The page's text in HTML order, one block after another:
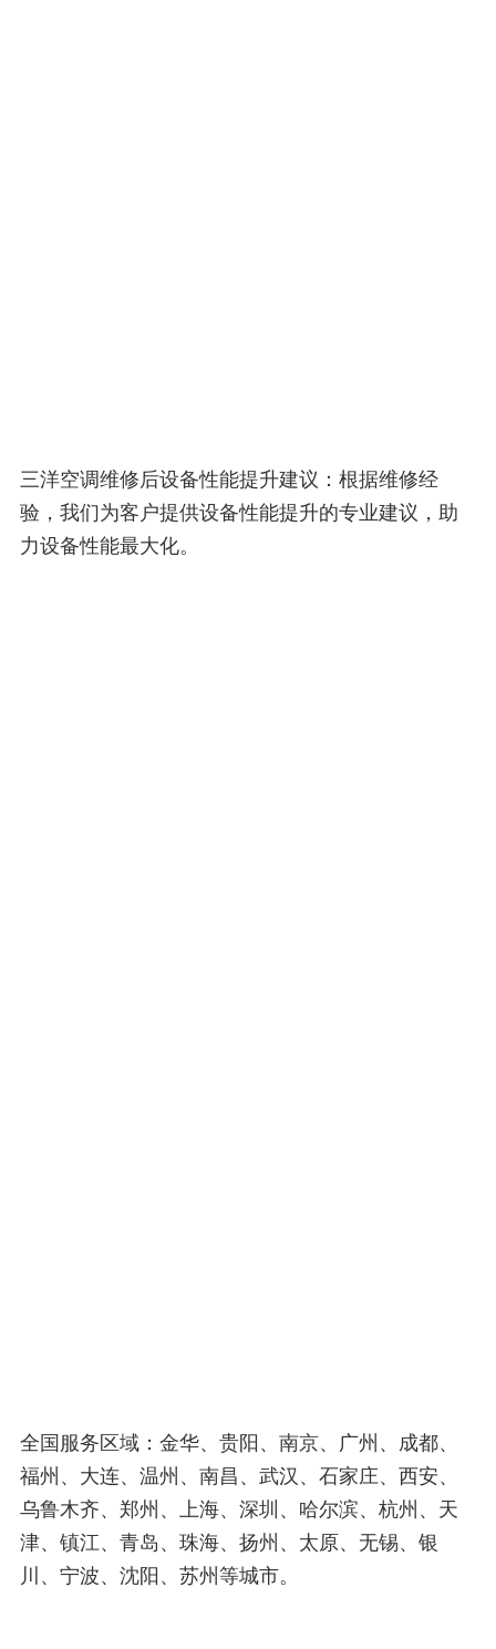
三洋空调维修后设备性能提升建议：根据维修经
验，我们为客户提供设备性能提升的专业建议，助
力设备性能最大化。
全国服务区域：金华、贵阳、南京、广州、成都、
福州、大连、温州、南昌、武汉、石家庄、西安、
乌鲁木齐、郑州、上海、深圳、哈尔滨、杭州、天
津、镇江、青岛、珠海、扬州、太原、无锡、银
川、宁波、沈阳、苏州等城市。